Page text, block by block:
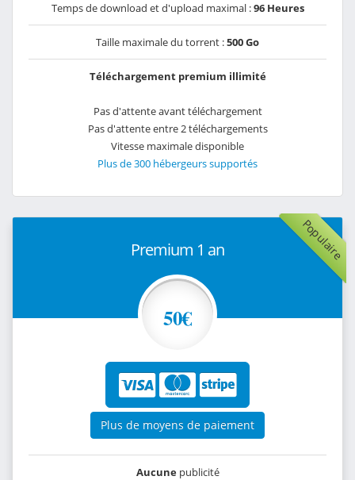
Temps de download et d'upload maximal :96 Heures
Taille maximale du torrent :500 Go
Téléchargement premium illimité
Pas d'attente avant téléchargement
Pas d'attente entre 2 téléchargements
Vitesse maximale disponible
Plus de 300 hébergeurs supportés
Populaire
Premium 1 an
50€
Plus de moyens de paiement
Aucunepublicité